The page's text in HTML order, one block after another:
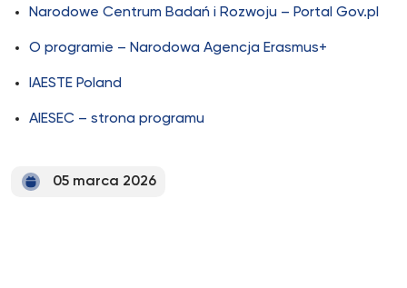
Narodowe Centrum Badań i Rozwoju – Portal Gov.pl
O programie – Narodowa Agencja Erasmus+
IAESTE Poland
AIESEC – strona programu
05 marca 2026